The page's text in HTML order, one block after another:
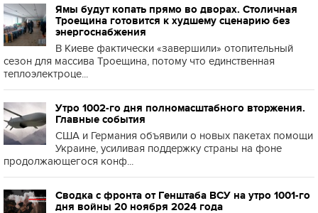
Ямы будут копать прямо во дворах. Столичная
Троещина готовится к худшему сценарию без
энергоснабжения
В Киеве фактически «завершили» отопительный
сезон для массива Троещина, потому что единственная
теплоэлектроце...
Утро 1002-го дня полномасштабного вторжения.
Главные события
США и Германия объявили о новых пакетах помощи
Украине, усиливая поддержку страны на фоне
продолжающегося конф...
Сводка с фронта от Генштаба ВСУ на утро 1001-го
дня войны 20 ноября 2024 года